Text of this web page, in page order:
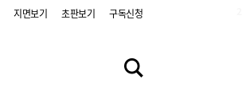
지면보기 초판보기 구독신청